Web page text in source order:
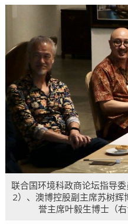
联合国环境科政商论坛指导
2）、澳博控股副主席苏树
誉主席叶毅生博士（